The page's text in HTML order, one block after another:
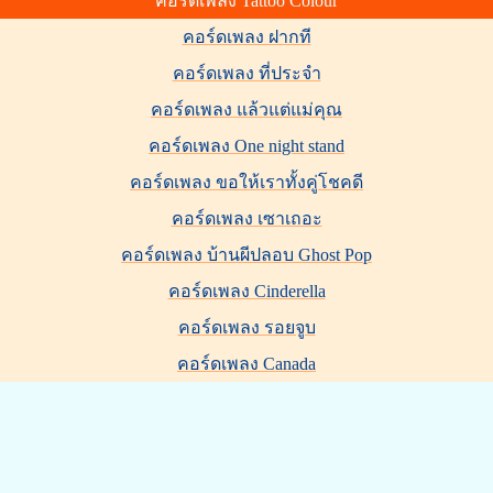
คอร์ดเพลง ฝากที
คอร์ดเพลง ที่ประจำ
คอร์ดเพลง แล้วแต่แม่คุณ
คอร์ดเพลง One night stand
คอร์ดเพลง ขอให้เราทั้งคู่โชคดี
คอร์ดเพลง เซาเถอะ
คอร์ดเพลง บ้านผีปลอบ Ghost Pop
คอร์ดเพลง Cinderella
คอร์ดเพลง รอยจูบ
คอร์ดเพลง Canada